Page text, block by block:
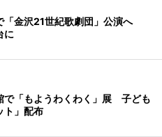
「金沢21世紀歌劇団」公演へ
に
で「もようわくわく」展 子ども
ト」配布